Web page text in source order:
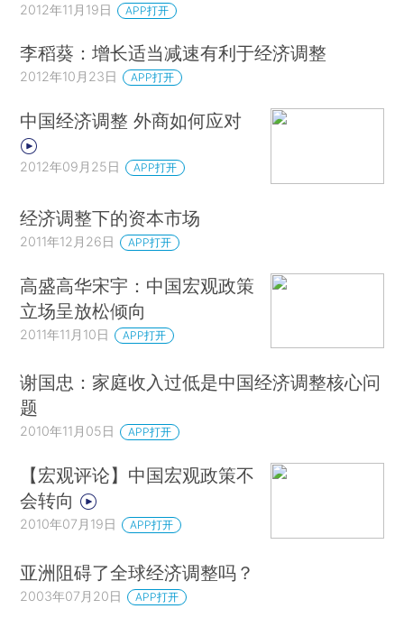
2012年11月19日 APP打开
李稻葵：增长适当减速有利于经济调整
2012年10月23日 APP打开
中国经济调整 外商如何应对
2012年09月25日 APP打开
经济调整下的资本市场
2011年12月26日 APP打开
高盛高华宋宇：中国宏观政策
立场呈放松倾向
2011年11月10日 APP打开
谢国忠：家庭收入过低是中国经济调整核心问
题
2010年11月05日 APP打开
【宏观评论】中国宏观政策不
会转向
2010年07月19日 APP打开
亚洲阻碍了全球经济调整吗？
2003年07月20日 APP打开